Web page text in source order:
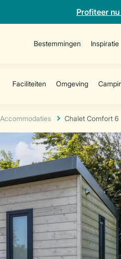
Profiteer
Bestemmingen Inspiratie
Accommodaties Chalet Comfort 6